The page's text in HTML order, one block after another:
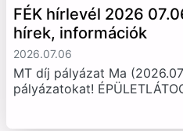
FÉK hírlevél 2026
hírek, információk
2026.07.06
MT díj pályázat Ma
pályázatokat!